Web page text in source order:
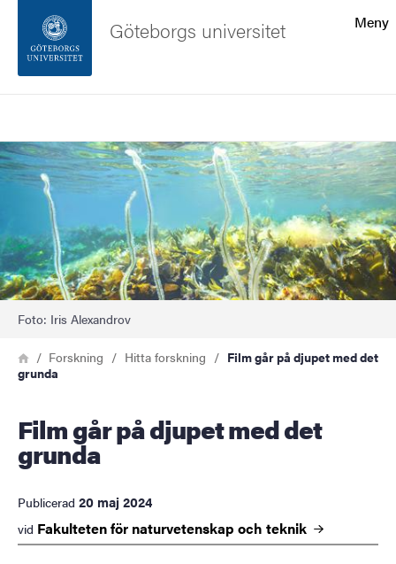
Sidfoten
Om webbplatsen
Meny
Göteborgs universitet
Bild
Foto: Iris Alexandrov
Länkstig
HemForskning Hitta forskning
Film går på djupet med det
grunda
Film går på djupet med det
grunda
Publicerad 20 maj 2024
vid Fakulteten för naturvetenskap och teknik